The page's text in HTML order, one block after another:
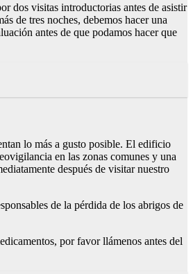
dos visitas introductorias antes de asistir
de tres noches, debemos hacer una
antes de que podamos hacer que
lo más a gusto posible. El edificio
en las zonas comunes y una
después de visitar nuestro
de la pérdida de los abrigos de
por favor llámenos antes del